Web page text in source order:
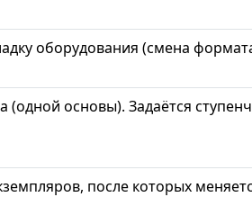
оборудования (смена
основы). Задаётся
после которых